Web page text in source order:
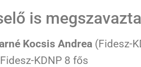
is megszavazta
Kocsis Andrea (Fidesz-
KDNP 8 fős